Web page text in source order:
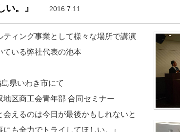
い。』
2016.7.11
ティング事業として様々な場所で講演
ている弊社代表の池本
県いわき市にて
地区商工会青年部 合同セミナー
会えるのは今日が最後かもしれないと
にも全力でトライしてほしい。』